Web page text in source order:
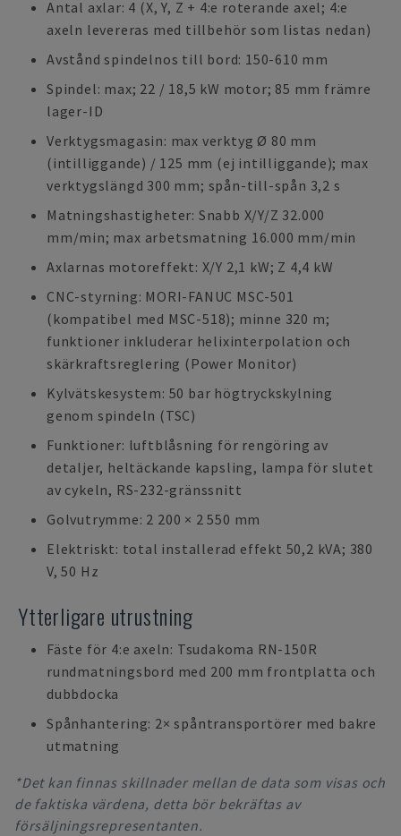
Antal axlar: 4 (X, Y, Z + 4:e roterande axel; 4:e
axeln levereras med tillbehör som listas nedan)
Avstånd spindelnos till bord: 150-610 mm
Spindel: max; 22 / 18,5 kW motor; 85 mm främre
lager-ID
Verktygsmagasin: max verktyg Ø 80 mm
(intilliggande) / 125 mm (ej intilliggande); max
verktygslängd 300 mm; spån-till-spån 3,2 s
Matningshastigheter: Snabb X/Y/Z 32.000
mm/min; max arbetsmatning 16.000 mm/min
Axlarnas motoreffekt: X/Y 2,1 kW; Z 4,4 kW
CNC-styrning: MORI-FANUC MSC-501
(kompatibel med MSC-518); minne 320 m;
funktioner inkluderar helixinterpolation och
skärkraftsreglering (Power Monitor)
Kylvätskesystem: 50 bar högtryckskylning
genom spindeln (TSC)
Funktioner: luftblåsning för rengöring av
detaljer, heltäckande kapsling, lampa för slutet
av cykeln, RS-232-gränssnitt
Golvutrymme: 2 200 × 2 550 mm
Elektriskt: total installerad effekt 50,2 kVA; 380
V, 50 Hz
Ytterligare utrustning
Fäste för 4:e axeln: Tsudakoma RN-150R
rundmatningsbord med 200 mm frontplatta och
dubbdocka
Spånhantering: 2× spåntransportörer med bakre
utmatning
*Det kan finnas skillnader mellan de data som visas och
de faktiska värdena, detta bör bekräftas av
försäljningsrepresentanten.